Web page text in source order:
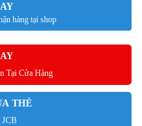
hàng tại shop
Tại Cửa Hàng
THẺ
JCB